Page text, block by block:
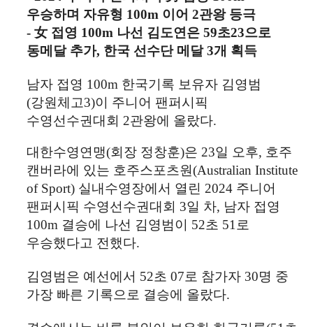
우승하며 자유형 100m 이어 2관왕 등극
- 女 접영 100m 나선 김도연은 59초23으로
동메달 추가, 한국 선수단 메달3개 획득
남자 접영 100m 한국기록 보유자 김영범
(강원체고3)이 주니어 팬퍼시픽
수영선수권대회 2관왕에 올랐다.
대한수영연맹(회장 정창훈)은 23일 오후, 호주
캔버라에 있는 호주스포츠원(Australian Institute
of Sport) 실내수영장에서 열린 2024 주니어
팬퍼시픽 수영선수권대회 3일 차, 남자 접영
100m 결승에 나선 김영범이 52초 51 로
우승했다고 전했다.
김영범은 예선에서 52초 07로 참가자 30명 중
가장 빠른 기록으로 결승에 올랐다.